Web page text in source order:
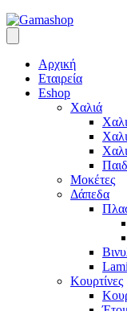
Αρχική
Εταιρεία
Eshop
Χαλιά
Μοκέτες
Δάπεδα
Κουρτίνες